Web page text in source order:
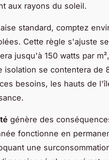
aux rayons du soleil.
standard, comptez
Cette règle s'ajuste
jusqu'à 150 watts par
se contentera de
besoins, les hauts de
génère des
fonctionne en
une